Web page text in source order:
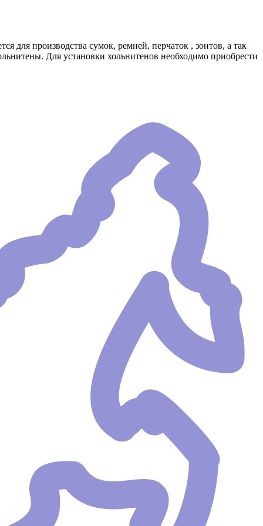
для производства сумок, ремней, перчаток , зонтов, а так
Для установки хольнитенов необходимо приобрести